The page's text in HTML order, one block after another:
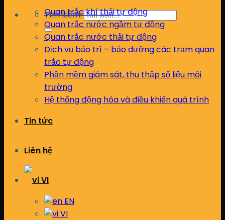
Tìm kiếm:
Quan trắc khí thải tự động
Quan trắc nước ngầm tự động
Quan trắc nước thải tự động
Dịch vụ bảo trì – bảo dưỡng các trạm quan
trắc tự động
Phần mềm giám sát, thu thập số liệu môi
trường
Hệ thống động hóa và điều khiển quá trình
Tin tức
Liên hệ
VI
EN
VI